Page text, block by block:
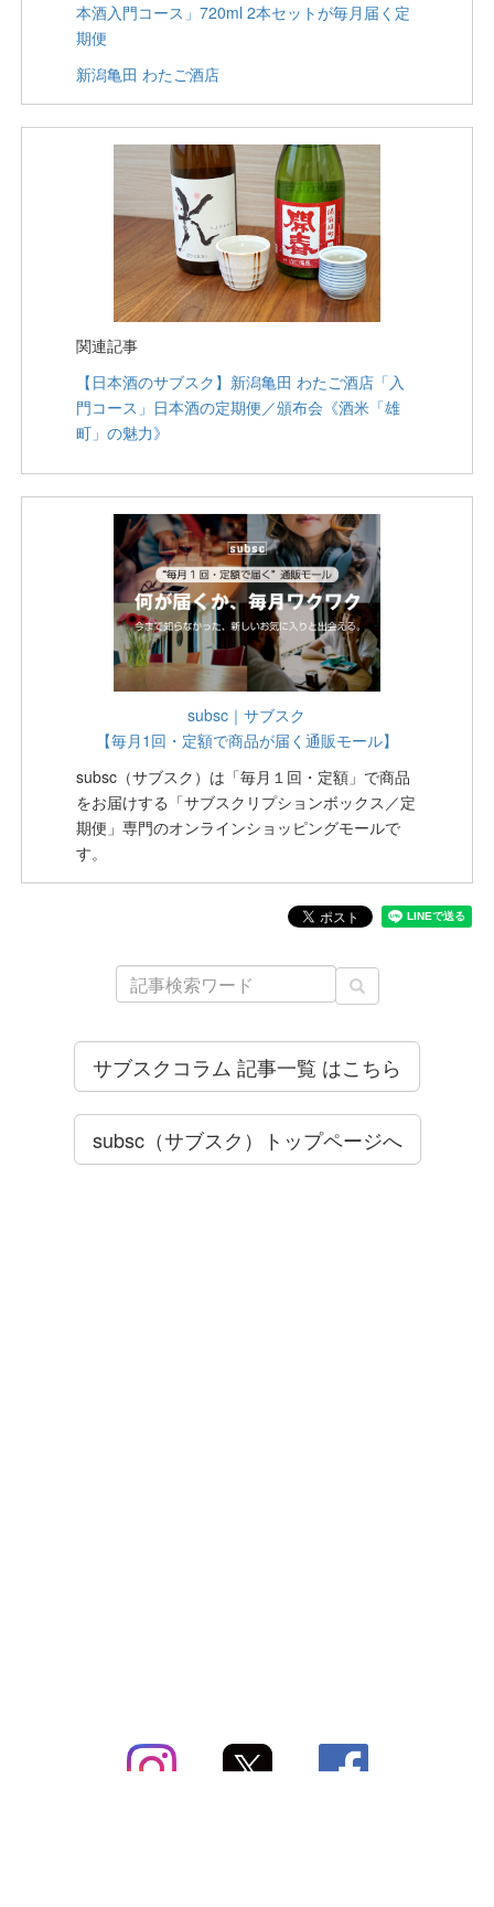
本酒入門コース」720ml 2本セットが毎月届く定
期便
新潟亀田 わたご酒店
関連記事
【日本酒のサブスク】新潟亀田 わたご酒店「入
門コース」日本酒の定期便／頒布会《酒米「雄
町」の魅力》
subsc｜サブスク
【毎月1回・定額で商品が届く通販モール】
subsc（サブスク）は「毎月１回・定額」で商品
をお届けする「サブスクリプションボックス／定
期便」専門のオンラインショッピングモールで
す。
サブスクコラム 記事一覧 はこちら
subsc（サブスク）トップページへ